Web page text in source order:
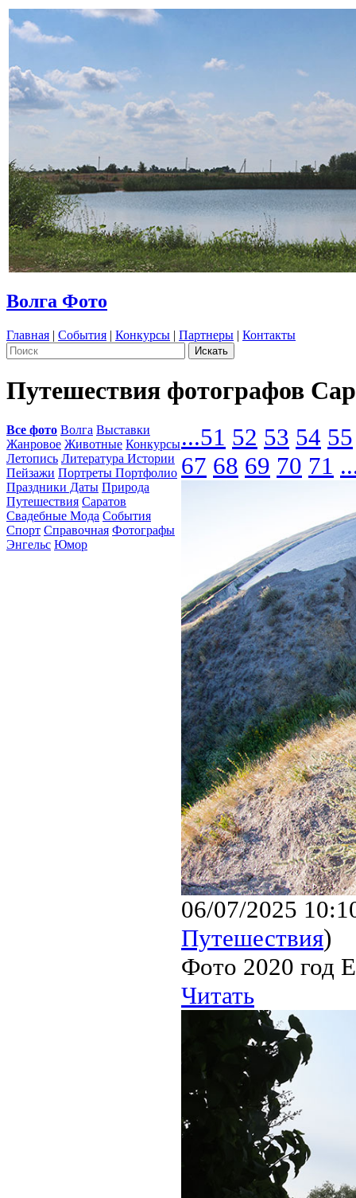
Волга Фото
Главная | События | Конкурсы | Партнеры | Контакты
Путешествия фотографов
Все фото Волга Выставки
Жанровое Животные Конкурсы
Летопись Литература Истории
Пейзажи Портреты Портфолио
Праздники Даты Природа
Путешествия Саратов
Свадебные Мода События
Спорт Справочная Фотографы
Энгельс Юмор
...51 52 53 54 55
67 68 69 70 71
06/07/2025
Путешествия)
Фото 2020 год
Читать